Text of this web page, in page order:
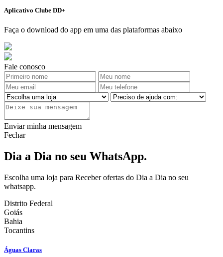
Aplicativo Clube DD+
Faça o download do app em uma das plataformas abaixo
Fale conosco
Enviar minha mensagem
Fechar
Dia a Dia no seu WhatsApp.
Escolha uma loja para Receber ofertas do Dia a Dia no seu
whatsapp.
Distrito Federal
Goiás
Bahia
Tocantins
Águas Claras